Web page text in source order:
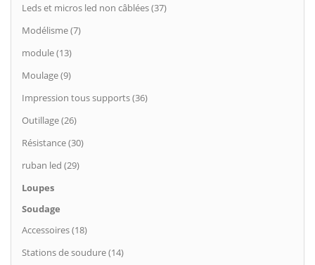
Leds et micros led non câblées (37)
Modélisme (7)
module (13)
Moulage (9)
Impression tous supports (36)
Outillage (26)
Résistance (30)
ruban led (29)
Loupes
Soudage
Accessoires (18)
Stations de soudure (14)